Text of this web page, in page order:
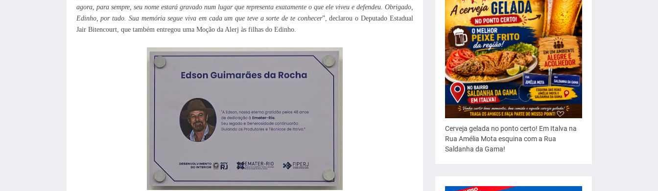
agora, para sempre, seu nome estará gravado num lugar que representa exatamente o que ele viveu e defendeu. Obrigado,
Edinho, por tudo. Sua memória segue viva em cada um que teve a sorte de te conhecer”, declarou o Deputado Estadual
Jair Bitencourt, que também entregou uma Moção da Alerj às filhas do Edinho.
Cerveja gelada no ponto certo! Em Italva na
Rua Amélia Mota esquina com a Rua
Saldanha da Gama!